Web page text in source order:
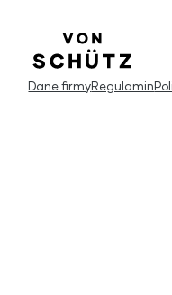
Dane firmyRegulamin